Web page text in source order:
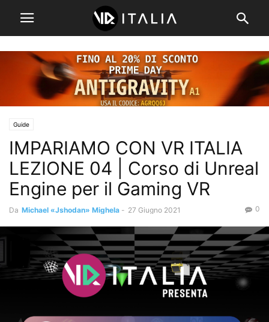
Guide
IMPARIAMO CON VR ITALIA
LEZIONE 04 | Corso di Unreal
Engine per il Gaming VR
Da Michael «Jshodan» Mighela - 27 Giugno 2021 0